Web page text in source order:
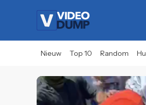
Nieuw Top 10 Random